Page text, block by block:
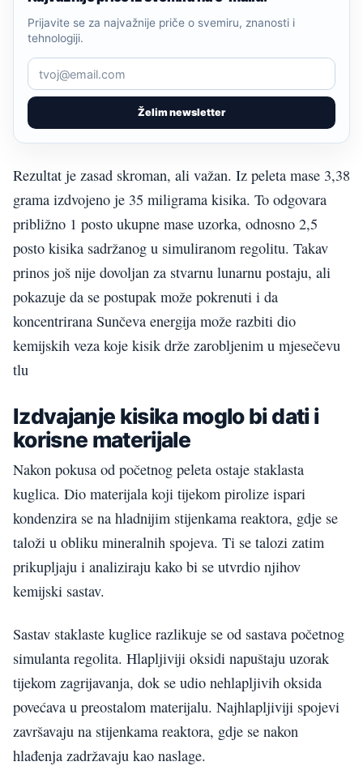
Želim newsletter
Prijavite se za najvažnije priče o svemiru, znanosti i
tehnologiji.
Rezultat je zasad skroman, ali važan. Iz peleta mase 3,38
grama izdvojeno je 35 miligrama kisika. To odgovara
približno 1 posto ukupne mase uzorka, odnosno 2,5
posto kisika sadržanog u simuliranom regolitu. Takav
prinos još nije dovoljan za stvarnu lunarnu postaju, ali
pokazuje da se postupak može pokrenuti i da
koncentrirana Sunčeva energija može razbiti dio
kemijskih veza koje kisik drže zarobljenim u mjesečevu
tlu
Izdvajanje kisika moglo bi dati i
korisne materijale
Nakon pokusa od početnog peleta ostaje staklasta
kuglica. Dio materijala koji tijekom pirolize ispari
kondenzira se na hladnijim stijenkama reaktora, gdje se
taloži u obliku mineralnih spojeva. Ti se talozi zatim
prikupljaju i analiziraju kako bi se utvrdio njihov
kemijski sastav.
Sastav staklaste kuglice razlikuje se od sastava početnog
simulanta regolita. Hlapljiviji oksidi napuštaju uzorak
tijekom zagrijavanja, dok se udio nehlapljivih oksida
povećava u preostalom materijalu. Najhlapljiviji spojevi
završavaju na stijenkama reaktora, gdje se nakon
hlađenja zadržavaju kao naslage.